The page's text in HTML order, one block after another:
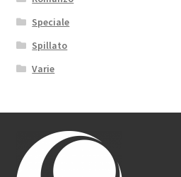
Speciale
Spillato
Varie